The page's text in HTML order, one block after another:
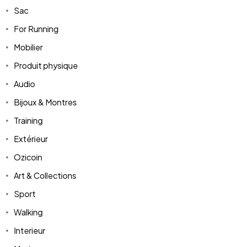
Sac
For Running
Mobilier
Produit physique
Audio
Bijoux & Montres
Training
Extérieur
Ozicoin
Art & Collections
Sport
Walking
Interieur